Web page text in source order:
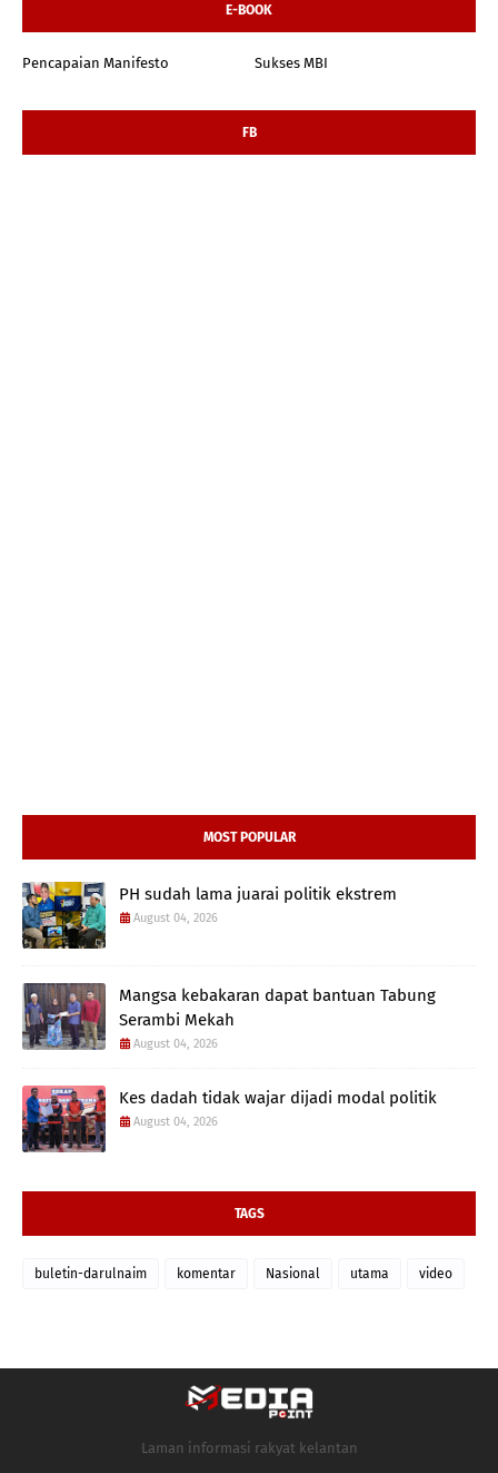
E-BOOK
Pencapaian Manifesto Sukses MBI
FB
MOST POPULAR
PH sudah lama juarai politik ekstrem
August 04, 2026
Mangsa kebakaran dapat bantuan Tabung
Serambi Mekah
August 04, 2026
Kes dadah tidak wajar dijadi modal politik
August 04, 2026
TAGS
buletin-darulnaim komentar Nasional utama video
Laman informasi rakyat kelantan